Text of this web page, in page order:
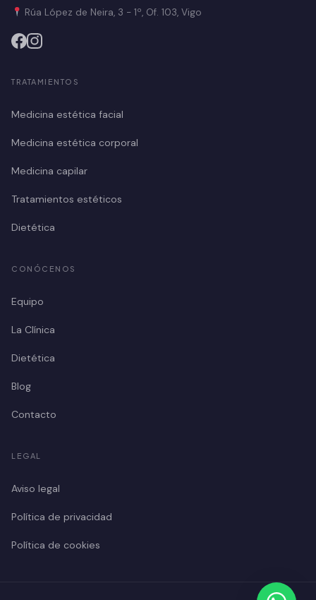
Rúa López de Neira, 3 - 1º, Of. 103, Vigo
TRATAMIENTOS
Medicina estética facial
Medicina estética corporal
Medicina capilar
Tratamientos estéticos
Dietética
CONÓCENOS
Equipo
La Clínica
Dietética
Blog
Contacto
LEGAL
Aviso legal
Política de privacidad
Política de cookies